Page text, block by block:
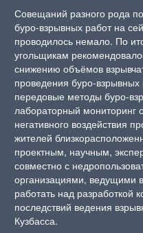
Совещаний разного рода
буро-взрывных работ на
проводилось немало. По
угольщикам
снижению объёмов
проведения буро-взрывных
передовые методы буро-
лабораторный мониторинг
негативного воздействия
жителей
проектным, научным,
совместно с
организациями, ведущими
работать над
последствий ведения
Кузбасса.